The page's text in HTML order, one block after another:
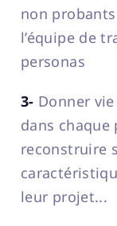
non
l’équipe de
personas
3- Donner
dans
reconstruire
leur projet...